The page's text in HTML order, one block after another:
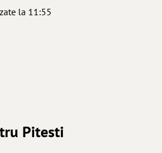
la 11:55
Pitesti